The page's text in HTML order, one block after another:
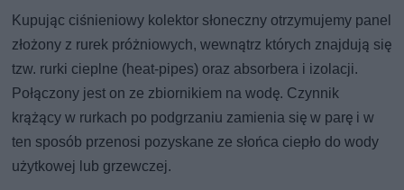
Kupując ciśnieniowy kolektor słoneczny otrzymujemy panel
złożony z rurek próżniowych, wewnątrz których znajdują się
tzw. rurki cieplne (heat-pipes) oraz absorbera i izolacji.
Połączony jest on ze zbiornikiem na wodę. Czynnik
krążący w rurkach po podgrzaniu zamienia się w parę i w
ten sposób przenosi pozyskane ze słońca ciepło do wody
użytkowej lub grzewczej.